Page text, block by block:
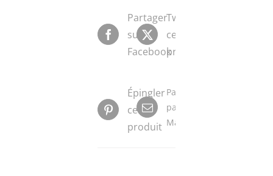
Partager
sur
Facebook
Tweeter
ce
produit
Épingler
ce
produit
Partager
par
Mail